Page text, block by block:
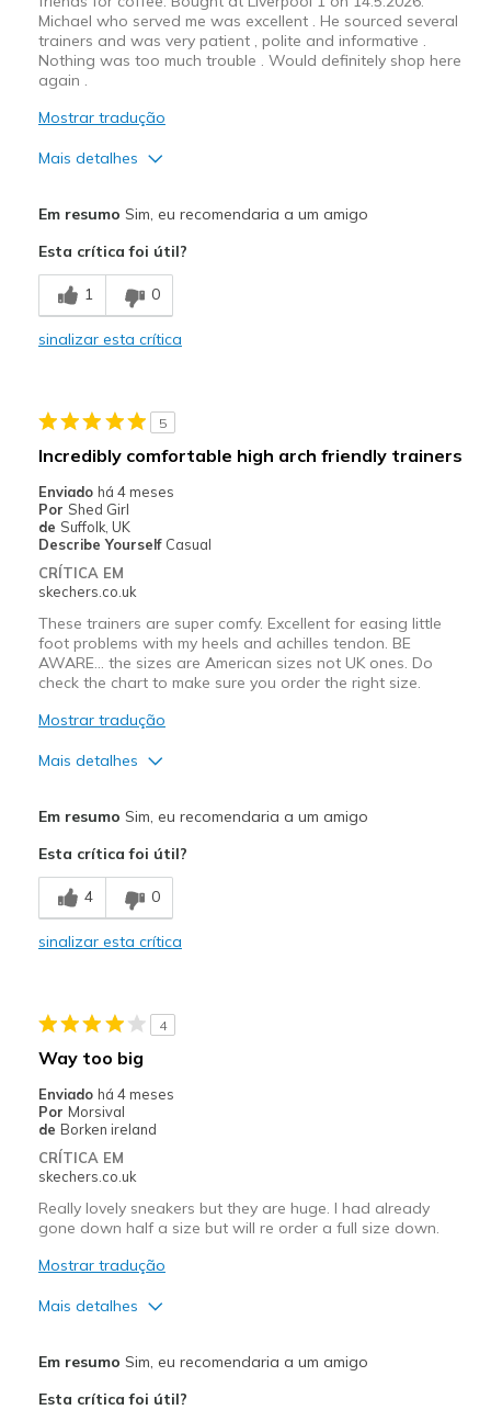
Michael who served me was excellent . He sourced several
trainers and was very patient , polite and informative .
Nothing was too much trouble . Would definitely shop here
again .
Mostrar tradução
Mais detalhes
Comfortable
Stylish
Travel
Width
Sizing
View On Shoes
Shoes are for Wearing
Em resumo Sim, eu recomendaria a um amigo
Esta crítica foi útil?
1 0
sinalizar esta crítica
5
Incredibly comfortable high arch friendly trainers
Enviado há 4 meses
Por Shed Girl
de Suffolk, UK
Describe Yourself Casual
CRÍTICA EM
skechers.co.uk
These trainers are super comfy. Excellent for easing little
foot problems with my heels and achilles tendon. BE
AWARE... the sizes are American sizes not UK ones. Do
check the chart to make sure you order the right size.
Mostrar tradução
Mais detalhes
Comfortable
Stylish
Casual Wear
Width
Sizing
View On Shoes
Em resumo Sim, eu recomendaria a um amigo
Esta crítica foi útil?
4 0
sinalizar esta crítica
4
Way too big
Enviado há 4 meses
Por Morsival
de Borken ireland
CRÍTICA EM
skechers.co.uk
Really lovely sneakers but they are huge. I had already
gone down half a size but will re order a full size down.
Mostrar tradução
Mais detalhes
Em resumo Sim, eu recomendaria a um amigo
Esta crítica foi útil?